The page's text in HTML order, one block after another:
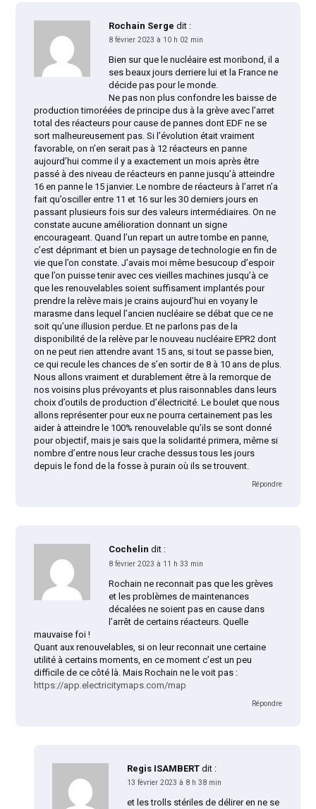
Rochain Serge dit :
8 février 2023 à 10 h 02 min
Bien sur que le nucléaire est moribond, il a
ses beaux jours derriere lui et la France ne
décide pas pour le monde.
Ne pas non plus confondre les baisse de
production timoréées de principe dus à la grève avec l’arret
total des réacteurs pour cause de pannes dont EDF ne se
sort malheureusement pas. Si l’évolution était vraiment
favorable, on n’en serait pas à 12 réacteurs en panne
aujourd’hui comme il y a exactement un mois après être
passé à des niveau de réacteurs en panne jusqu’à atteindre
16 en panne le 15 janvier. Le nombre de réacteurs à l’arret n’a
fait qu’osciller entre 11 et 16 sur les 30 derniers jours en
passant plusieurs fois sur des valeurs intermédiaires. On ne
constate aucune amélioration donnant un signe
encourageant. Quand l’un repart un autre tombe en panne,
c’est déprimant et bien un paysage de technologie en fin de
vie que l’on constate. J’avais moi même besucoup d’espoir
que l’on puisse tenir avec ces vieilles machines jusqu’à ce
que les renouvelables soient suffisament implantés pour
prendre la relève mais je crains aujourd’hui en voyany le
marasme dans lequel l’ancien nucléaire se débat que ce ne
soit qu’une illusion perdue. Et ne parlons pas de la
disponibilité de la relève par le nouveau nucléaire EPR2 dont
on ne peut rien attendre avant 15 ans, si tout se passe bien,
ce qui recule les chances de s’en sortir de 8 à 10 ans de plus.
Nous allons vraiment et durablement être à la remorque de
nos voisins plus prévoyants et plus raisonnables dans leurs
choix d’outils de production d’électricité. Le boulet que nous
allons représenter pour eux ne pourra certainement pas les
aider à atteindre le 100% renouvelable qu’ils se sont donné
pour objectif, mais je sais que la solidarité primera, même si
nombre d’entre nous leur crache dessus tous les jours
depuis le fond de la fosse à purain où ils se trouvent.
Répondre
Cochelin dit :
8 février 2023 à 11 h 33 min
Rochain ne reconnait pas que les grèves
et les problèmes de maintenances
décalées ne soient pas en cause dans
l’arrêt de certains réacteurs. Quelle
mauvaise foi !
Quant aux renouvelables, si on leur reconnait une certaine
utilité à certains moments, en ce moment c’est un peu
difficile de ce côté là. Mais Rochain ne le voit pas :
https://app.electricitymaps.com/map
Répondre
Regis ISAMBERT dit :
13 février 2023 à 8 h 38 min
et les trolls stériles de délirer en ne se